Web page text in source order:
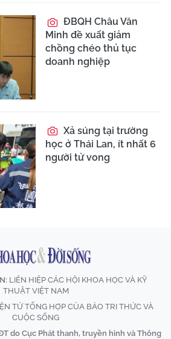
ĐBQH Châu Văn
Minh đề xuất giảm
chồng chéo thủ tục
doanh nghiệp
Xả súng tại trường
học ở Thái Lan, ít nhất 6
người tử vong
LIÊN HIỆP CÁC HỘI KHOA HỌC VÀ KỸ
THUẬT VIỆT NAM
TỬ TỔNG HỢP CỦA BÁO TRI THỨC VÀ
CUỘC SỐNG
do Cục Phát thanh, truyền hình và Thông